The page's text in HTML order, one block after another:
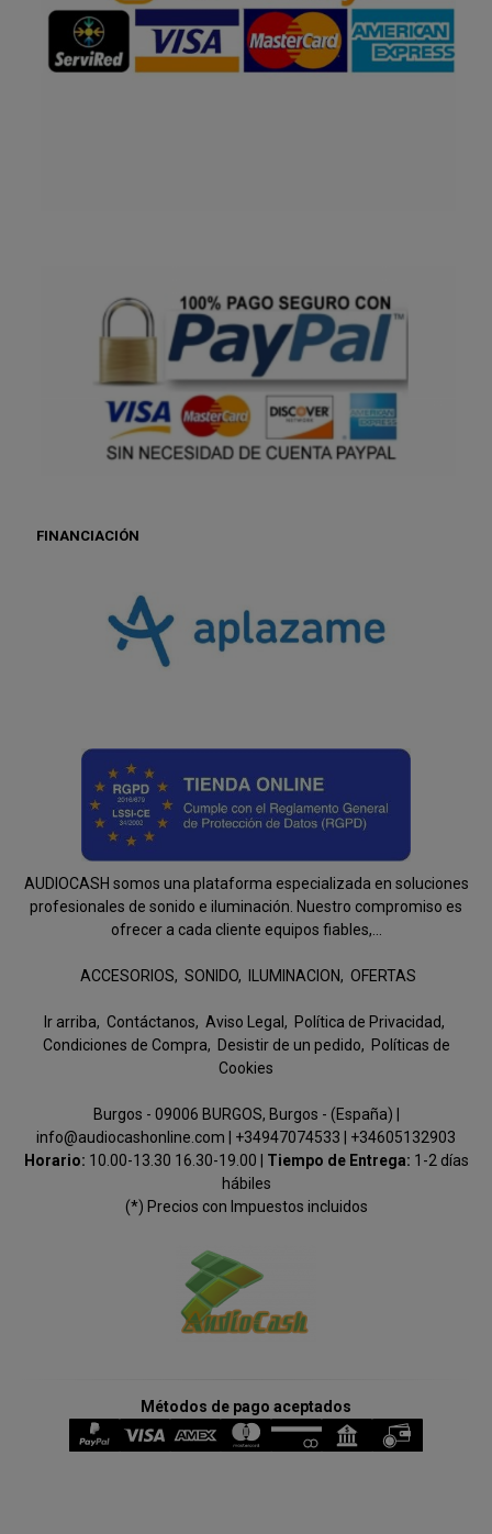
FINANCIACIÓN
AUDIOCASH somos una plataforma especializada en soluciones
profesionales de sonido e iluminación. Nuestro compromiso es
ofrecer a cada cliente equipos fiables,...
ACCESORIOS SONIDO ILUMINACION OFERTAS
Ir arriba Contáctanos Aviso Legal
Política de Privacidad
Condiciones de Compra
Desistir de un pedido
Políticas de
Cookies
Burgos - 09006 BURGOS, Burgos - (España) |
info@audiocashonline.com | +34947074533
+34605132903
Horario: 10.00-13.30 16.30-19.00 | Tiempo de Entrega: 1-2 días
hábiles
(*) Precios con Impuestos incluidos
Métodos de pago aceptados